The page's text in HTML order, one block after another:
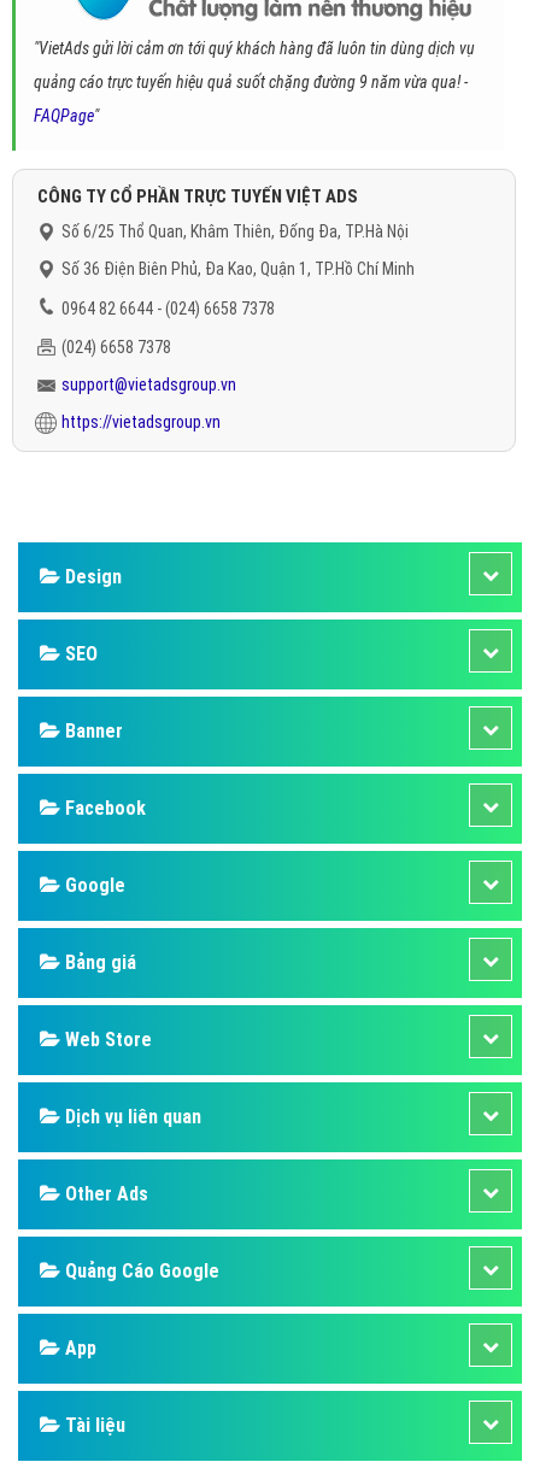
"VietAds gửi lời cảm ơn tới quý khách hàng đã luôn tin dùng dịch vụ
quảng cáo trực tuyến hiệu quả suốt chặng đường 9 năm vừa qua! -
FAQPage"
CÔNG TY CỔ PHẦN TRỰC TUYẾN VIỆT ADS
Số 6/25 Thổ Quan, Khâm Thiên, Đống Đa, TP.Hà Nội
Số 36 Điện Biên Phủ, Đa Kao, Quận 1, TP.Hồ Chí Minh
0964 82 6644 - (024) 6658 7378
(024) 6658 7378
support@vietadsgroup.vn
https://vietadsgroup.vn
Design
SEO
Banner
Facebook
Google